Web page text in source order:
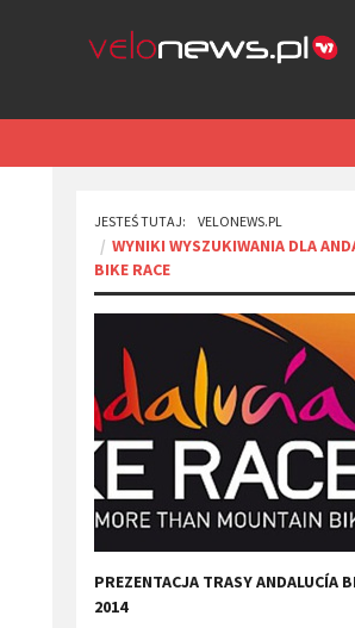
JESTEŚ TUTAJ: VELONEWS.PL
WYNIKI WYSZUKIWANIA DLA
BIKE RACE
PREZENTACJA TRASY ANDALUCÍA
2014